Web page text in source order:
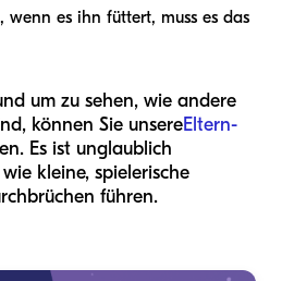
wenn es ihn füttert, muss es das
um zu sehen, wie andere
können Sie unsereEltern-
Es ist unglaublich
kleine, spielerische
führen.